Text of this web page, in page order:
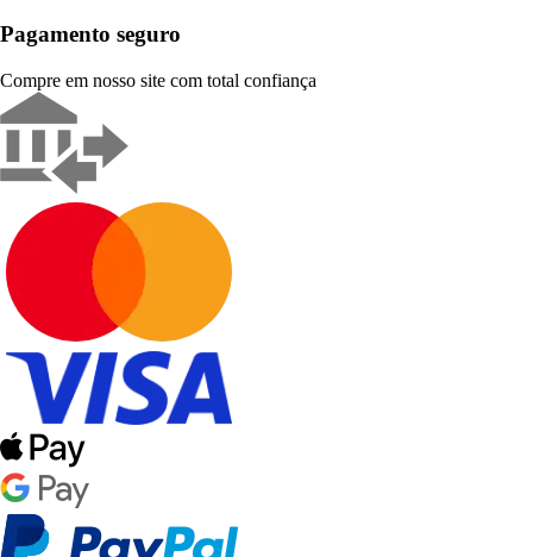
Pagamento seguro
Compre em nosso site com total confiança